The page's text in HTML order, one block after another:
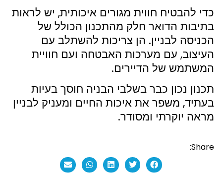
כדי להבטיח חווית מגורים איכותית, יש לראות
בתיבות הדואר חלק מהתכנון הכולל של
הכניסה לבניין. הן צריכות להשתלב עם
העיצוב, עם מערכות האבטחה ועם חוויית
המשתמש של הדיירים.
תכנון נכון כבר בשלבי הבניה חוסך בעיות
בעתיד, משפר את איכות החיים ומעניק לבניין
מראה יוקרתי ומסודר.
Share: